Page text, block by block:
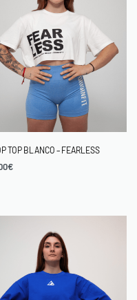
TOP BLANCO – FEARLESS
€